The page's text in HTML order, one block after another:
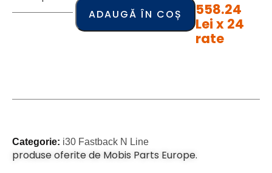
ADAUGĂ ÎN COȘ
558.24
Lei x 24
rate
Categorie: i30 Fastback N Line
produse oferite de Mobis Parts Europe.